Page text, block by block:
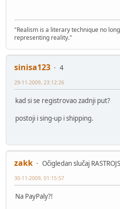
"Realism is a literary technique no
representing reality."
sinisa123
4
29-11-2009, 23:12:26
kad si se registrovao zadnji put?
postoji i sing-up i shipping.
zakk
Očigledan slučaj
30-11-2009, 01:15:57
Na PayPaly?!